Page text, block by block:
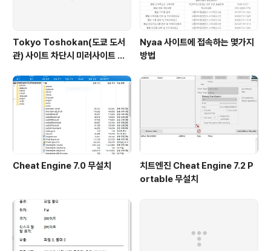
Tokyo Toshokan(도쿄 도서
관) 사이트 차단시 미러사이트 접
Nyaa 사이트에 접속하는 몇가지
방법
Cheat Engine 7.0 무설치
치트엔진 Cheat Engine 7.2 P
ortable 무설치